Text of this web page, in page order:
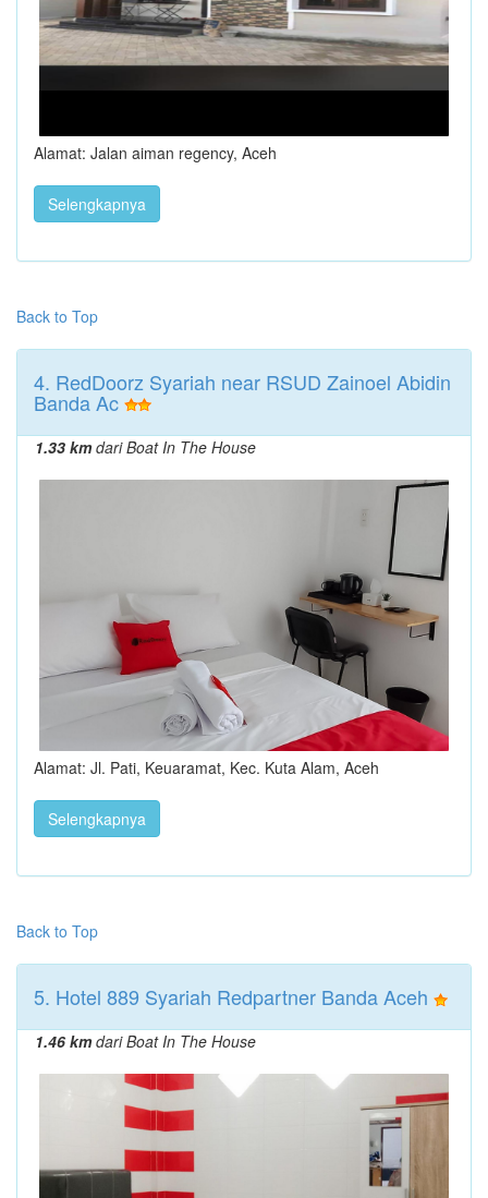
Alamat: Jalan aiman regency, Aceh
Selengkapnya
Back to Top
4. RedDoorz Syariah near RSUD Zainoel Abidin
Banda Ac
1.33 kmdari Boat In The House
Alamat: Jl. Pati, Keuaramat, Kec. Kuta Alam, Aceh
Selengkapnya
Back to Top
5. Hotel 889 Syariah Redpartner Banda Aceh
1.46 kmdari Boat In The House